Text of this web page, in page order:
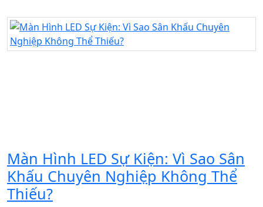
Màn Hình LED Sự Kiện: Vì Sao Sân
Khấu Chuyên Nghiệp Không Thể
Thiếu?